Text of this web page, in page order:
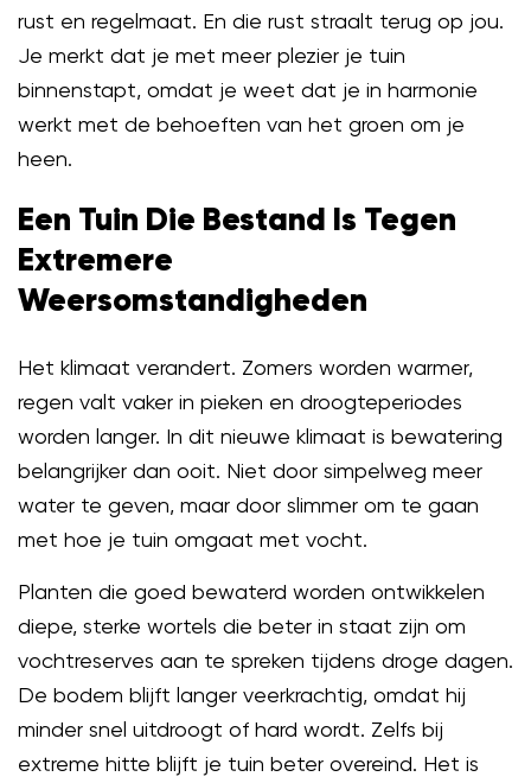
rust en regelmaat. En die rust straalt terug op jou.
Je merkt dat je met meer plezier je tuin
binnenstapt, omdat je weet dat je in harmonie
werkt met de behoeften van het groen om je
heen.
Een Tuin Die Bestand Is Tegen
Extremere
Weersomstandigheden
Het klimaat verandert. Zomers worden warmer,
regen valt vaker in pieken en droogteperiodes
worden langer. In dit nieuwe klimaat is bewatering
belangrijker dan ooit. Niet door simpelweg meer
water te geven, maar door slimmer om te gaan
met hoe je tuin omgaat met vocht.
Planten die goed bewaterd worden ontwikkelen
diepe, sterke wortels die beter in staat zijn om
vochtreserves aan te spreken tijdens droge dagen.
De bodem blijft langer veerkrachtig, omdat hij
minder snel uitdroogt of hard wordt. Zelfs bij
extreme hitte blijft je tuin beter overeind. Het is